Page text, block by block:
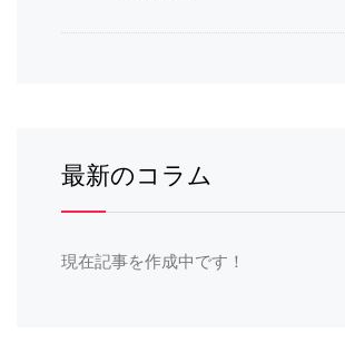
最新のコラム
現在記事を作成中です！